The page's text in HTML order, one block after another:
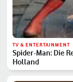
TV & ENTERTAINMENT
Spider-Man: Die
Holland